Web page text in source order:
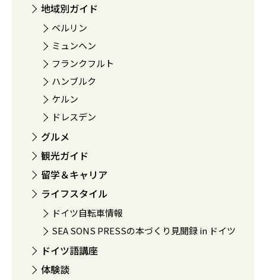
地域別ガイド
ベルリン
ミュンヘン
フランクフルト
ハンブルク
ケルン
ドレスデン
グルメ
観光ガイド
留学＆キャリア
ライフスタイル
ドイツ自転車情報
SEA SONS PRESSの本づくり見聞録 in ドイツ
ドイツ語講座
体験談